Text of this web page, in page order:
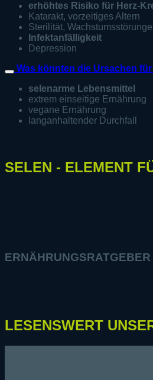
erhöhtes Risiko für Herz-
Katarakt, vorzeitiges Altern
Sterilität,
Infektanfälligkeit
Depression
Was könnten die Ursachen
selenarme Lebensmittel
extrem einseitige Ernährung
vegane Ernährung
langanhaltender Durchfall
SELEN - ELEMENT
LESENSWERT